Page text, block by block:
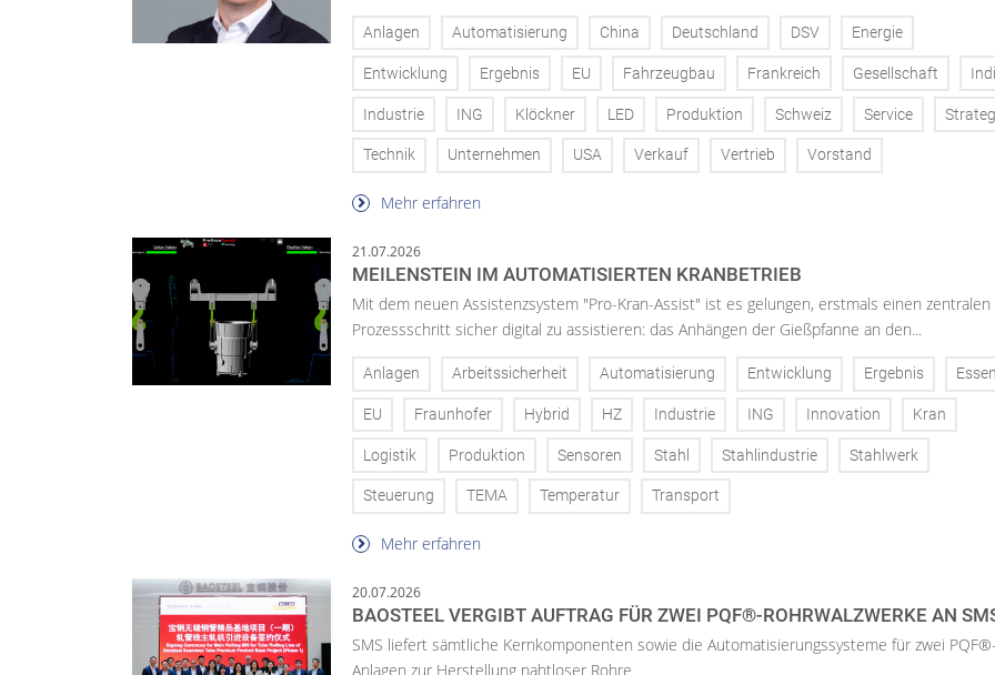
Anlagen Automatisierung China Deutschland DSV Energie
Entwicklung Ergebnis EU Fahrzeugbau Frankreich Gesellschaft
Industrie ING Klöckner LED Produktion Schweiz Service
Technik Unternehmen USA Verkauf Vertrieb Vorstand
Mehr erfahren
21.07.2026
MEILENSTEIN IM AUTOMATISIERTEN KRANBETRIEB
Mit dem neuen Assistenzsystem "Pro-Kran-Assist" ist es gelungen, erstmals einen zentralen
Prozessschritt sicher digital zu assistieren: das Anhängen der Gießpfanne an den...
Anlagen Arbeitssicherheit Automatisierung Entwicklung Ergebnis Essen
EU Fraunhofer Hybrid HZ Industrie ING Innovation Kran
Logistik Produktion Sensoren Stahl Stahlindustrie Stahlwerk
Steuerung TEMA Temperatur Transport
Mehr erfahren
20.07.2026
BAOSTEEL VERGIBT AUFTRAG FÜR ZWEI PQF®-ROHRWALZWERKE AN
SMS liefert sämtliche Kernkomponenten sowie die Automatisierungssysteme für zwei PQF®-
Anlagen zur Herstellung nahtloser Rohre